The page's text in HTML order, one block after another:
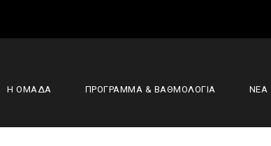
Η ΟΜΑΔΑ ΠΡΟΓΡΑΜΜΑ & ΒΑΘΜΟΛΟΓΙΑ ΝΕΑ